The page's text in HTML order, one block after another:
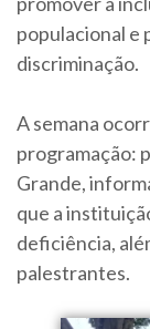
populacional e
discriminação.
A semana
programação:
Grande,
que a
deficiência,
palestrantes.